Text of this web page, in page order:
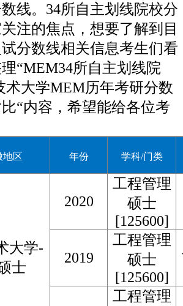
线。34所自主划线院校分
注的焦点，想要了解到目
分数线相关信息考生们看
“MEM34所自主划线院
术大学MEM历年考研分数
“内容，希望能给各位考
地区 年份 学科/门类
大学-
士
2020
工程管理
硕士
[125600]
2019
工程管理
硕士
[125600]
工程管理